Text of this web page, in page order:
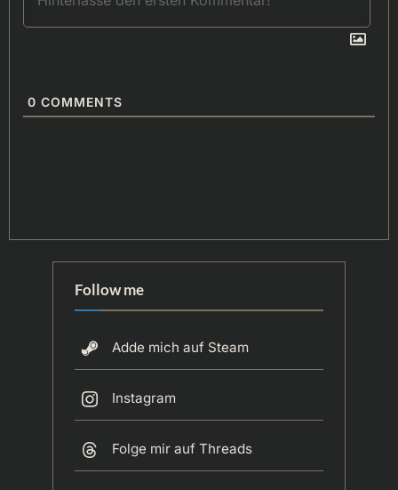
0 COMMENTS
Follow me
Adde mich auf Steam
Instagram
Folge mir auf Threads